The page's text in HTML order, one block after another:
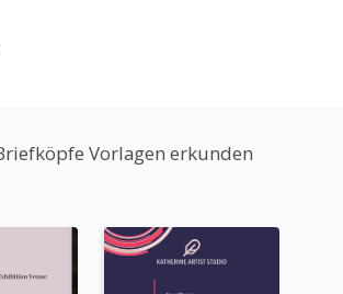
Vorlagen erkunden